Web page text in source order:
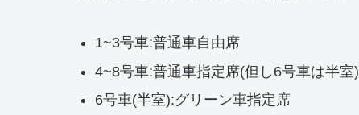
1~3号車:普通車自由席
4~8号車:普通車指定席(但し6号車は半室)
6号車(半室):グリーン車指定席